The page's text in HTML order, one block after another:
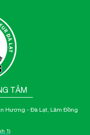
TÂM
Hương - Đà Lạt, Lâm Đồng
1)